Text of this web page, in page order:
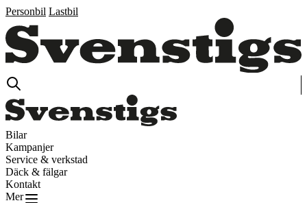
Personbil Lastbil
Bilar
Kampanjer
Service & verkstad
Däck & fälgar
Kontakt
Mer